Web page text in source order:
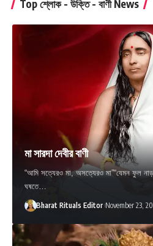
Top শ্লোক - উক্তি - বাণী News
মা সারদা দেবীর বাণী
“আমি সত্যেরও মা, অসত্যেরও মা”“যেমন ফুল
ঘষতে…
Bharat Rituals Editor November 23,